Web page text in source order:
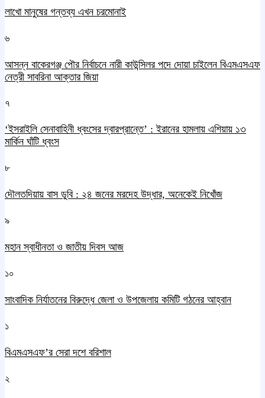
লাখো মানুষের গন্তব্য এখন চরমোনাই
৬
আসন্ন বাকেরগঞ্জ পৌর নির্বাচনে নারী কাউন্সিলর পদে দোয়া চাইলেন বিএমএসএফ
নেত্রী সাবরিনা আক্তার জিয়া
৭
‘ইসরাইলি সেনাবাহিনী ধ্বংসের দ্বারপ্রান্তে’ : ইরানের হামলায় এশিয়ায় ১৩
মার্কিন ঘাঁটি ধ্বংস
৮
দৌলতদিয়ায় বাস ডুবি : ২৪ জনের মরদেহ উদ্ধার, অনেকেই নিখোঁজ
৯
মহান স্বাধীনতা ও জাতীয় দিবস আজ
১০
সাংবাদিক নির্যাতনের বিরুদ্ধে জেলা ও উপজেলায় কমিটি গঠনের আহ্বান
১
বিএমএসএফ’র সেরা দশে বরিশাল
২